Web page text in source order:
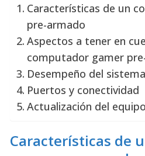
Características de un
pre-armado
Aspectos a tener en
computador gamer
Desempeño del sistema
Puertos y conectividad
Actualización del equipo
Características de